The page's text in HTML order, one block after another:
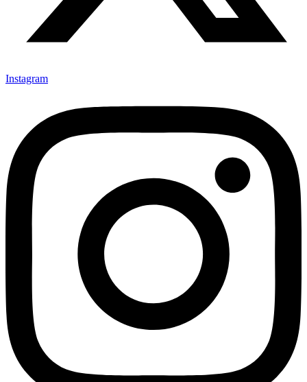
Instagram